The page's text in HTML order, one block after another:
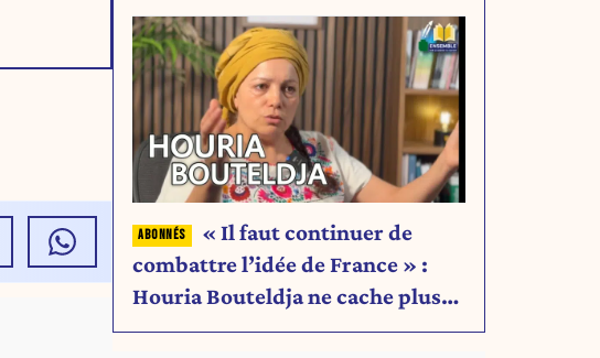
« Il faut continuer de
combattre l’idée de France » :
Houria Bouteldja ne cache plus
rien de son projet